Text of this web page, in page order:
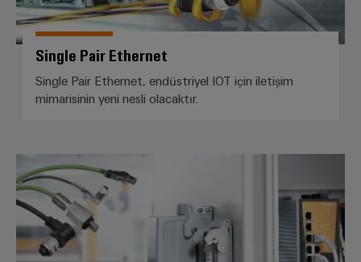
Single Pair Ethernet
Single Pair Ethernet, endüstriyel IOT için iletişim
mimarisinin yeni nesli olacaktır.